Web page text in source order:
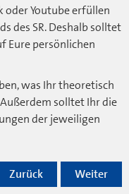
oder Youtube erfüllen
des SR. Deshalb solltet
Eure persönlichen
was Ihr theoretisch
solltet Ihr die
der jeweiligen
Weiter
Zurück